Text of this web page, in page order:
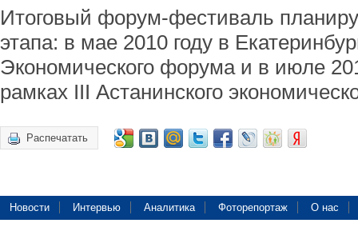
Итоговый форум-фестиваль
этапа: в мае 2010 году в
Экономического форума и в июле
рамках III Астанинского
Распечатать
Новости Интервью Аналитика Фоторепортаж О нас